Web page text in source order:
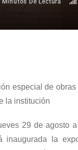
Minutos De Lectura
especial de
la institución
29 de agosto
inaugurada la